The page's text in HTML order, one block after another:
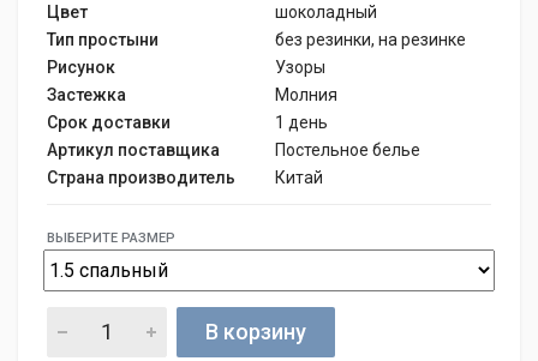
Цвет
шоколадный
Тип простыни
без резинки, на резинке
Рисунок
Узоры
Застежка
Молния
Срок доставки
1 день
Артикул поставщика
Постельное белье
Страна производитель
Китай
ВЫБЕРИТЕ РАЗМЕР
В корзину